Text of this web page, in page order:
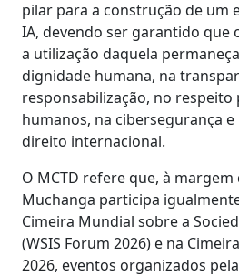
pilar para a construção de um
IA, devendo ser garantido que
a utilização daquela
dignidade humana, na
responsabilização, no respeito
humanos, na cibersegurança
direito internacional.
O MCTD refere que, à
Muchanga participa
Cimeira Mundial sobre a
(WSIS Forum 2026) e na
2026, eventos organizados